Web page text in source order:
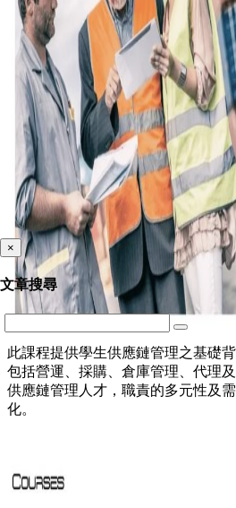
此課程提供學生供應鏈管理之基礎
包括營運、採購、倉庫管理、代理及
供應鏈管理人才，職責的多元性及
化。
×
文章搜尋